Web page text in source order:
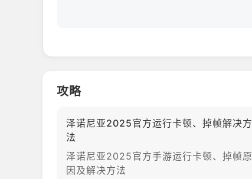
攻略
泽诺尼亚2025官方运行卡顿、掉帧解决方
法
泽诺尼亚2025官方手游运行卡顿、掉帧原
因及解决方法